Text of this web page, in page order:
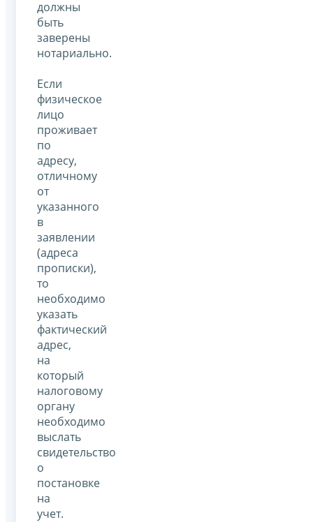
должны
быть
заверены
нотариально.
Если
физическое
лицо
проживает
по
адресу,
отличному
от
указанного
в
заявлении
(адреса
прописки),
то
необходимо
указать
фактический
адрес,
на
который
налоговому
органу
необходимо
выслать
свидетельство
о
постановке
на
учет.